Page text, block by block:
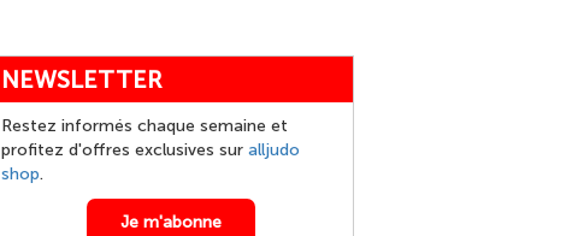
NEWSLETTER
Restez informés chaque semaine et
profitez d'offres exclusives sur alljudo
shop.
Je m'abonne